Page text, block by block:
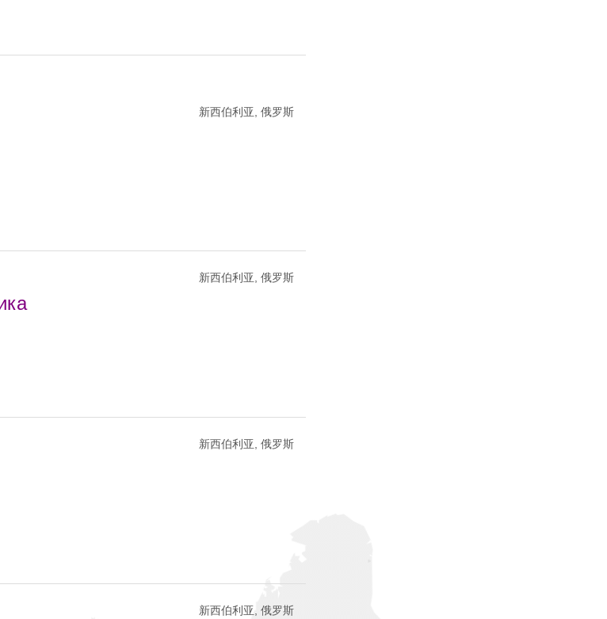
新西伯利亚, 俄罗斯
新西伯利亚, 俄罗斯
新西伯利亚, 俄罗斯
新西伯利亚, 俄罗斯